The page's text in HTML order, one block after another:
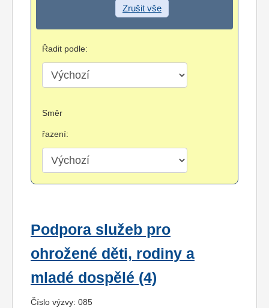
Zrušit vše
Řadit podle:
Směr
řazení:
Podpora služeb pro
ohrožené děti, rodiny a
mladé dospělé (4)
Číslo výzvy: 085